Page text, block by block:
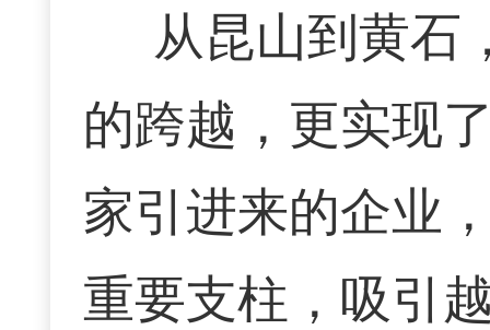
从昆山到黄石
的跨越，更实现
家引进来的企业
重要支柱，吸引